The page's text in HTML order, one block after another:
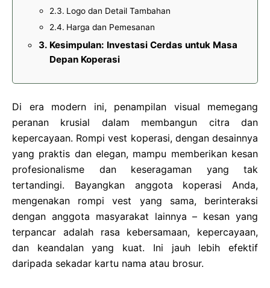
Logo dan Detail Tambahan
Harga dan Pemesanan
Kesimpulan: Investasi Cerdas untuk Masa
Depan Koperasi
Di era modern ini, penampilan visual memegang
peranan krusial dalam membangun citra dan
kepercayaan. Rompi vest koperasi, dengan desainnya
yang praktis dan elegan, mampu memberikan kesan
profesionalisme dan keseragaman yang tak
tertandingi. Bayangkan anggota koperasi Anda,
mengenakan rompi vest yang sama, berinteraksi
dengan anggota masyarakat lainnya – kesan yang
terpancar adalah rasa kebersamaan, kepercayaan,
dan keandalan yang kuat. Ini jauh lebih efektif
daripada sekadar kartu nama atau brosur.